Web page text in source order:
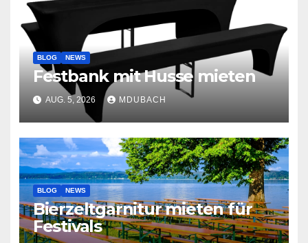
BLOG NEWS
Festbank mit Husse mieten
AUG. 5, 2026 MDUBACH
BLOG NEWS
Bierzeltgarnitur mieten für
Festivals